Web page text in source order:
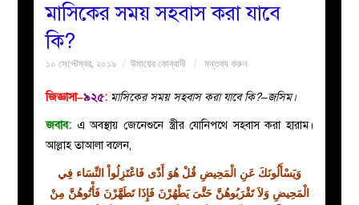
বয়ান
নারীদের
ইসলাহী
মজলিস
মাসিকের সময় সহবাস করা যাবে
কি?
১০ সেপ্টেম্বর, ২০১৯ উমায়ের কোব্বাদী মন্তব্য করুন
জিজ্ঞাসা–৯২৫: মাসিকের সময় সহবাস করা যাবে কি?–জসিম।
জবাব: এ অবস্থায় জেনেশুনে স্ত্রীর যোনিপথে সহবাস করা হারাম।
আল্লাহ তাআলা বলেন,
وَيَسْأَلُونَكَ عَنِ الْمَحِيضِ قُلْ هُوَ أَذًى فَاعْتَزِلُواْ النِّسَاء فِي
الْمَحِيضِ وَلاَ تَقْرَبُوهُنَّ حَتَّىَ يَطْهُرْنَ فَإِذَا تَطَهَّرْنَ فَأْتُوهُنَّ مِنْ